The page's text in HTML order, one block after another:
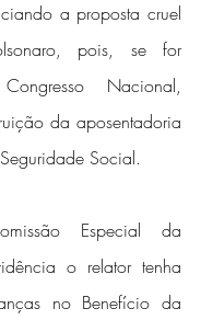
a proposta cruel
pois, se for
Nacional,
da aposentadoria
Social.
Especial da
o relator tenha
no Benefício da